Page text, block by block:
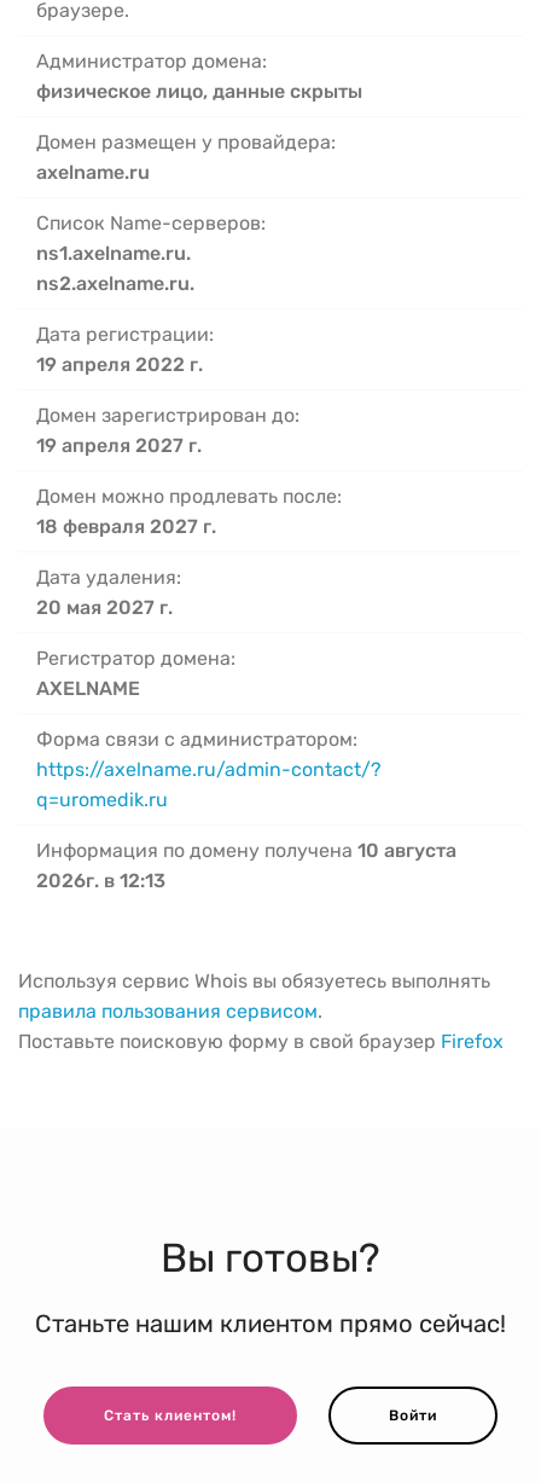
браузере.
Администратор домена:
физическое лицо, данные скрыты
Домен размещен у провайдера:
axelname.ru
Список Name-серверов:
ns1.axelname.ru.
ns2.axelname.ru.
Дата регистрации:
19 апреля 2022 г.
Домен зарегистрирован до:
19 апреля 2027 г.
Домен можно продлевать после:
18 февраля 2027 г.
Дата удаления:
20 мая 2027 г.
Регистратор домена:
AXELNAME
Форма связи с администратором:
https://axelname.ru/admin-contact/?
q=uromedik.ru
Информация по домену получена 10 августа
2026г. в 12:13
Используя сервис Whois вы обязуетесь выполнять
правила пользования сервисом.
Поставьте поисковую форму в свой браузер Firefox
Вы готовы?
Станьте нашим клиентом прямо сейчас!
Стать клиентом! Войти